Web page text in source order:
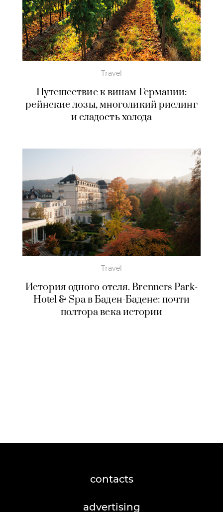
Travel
Путешествие к винам Германии:
рейнские лозы, многоликий рислинг
и сладость холода
Travel
История одного отеля. Brenners Park-
Hotel & Spa в Баден-Бадене: почти
полтора века истории
contacts
advertising